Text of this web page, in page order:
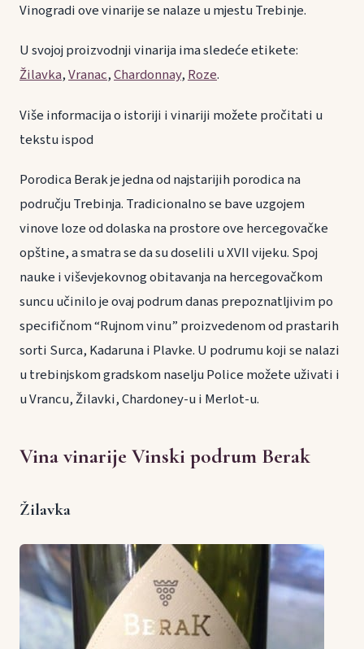
Vinogradi ove vinarije se nalaze u mjestu Trebinje.
U svojoj proizvodnji vinarija ima sledeće etikete:
Žilavka,Vranac,Chardonnay,Roze.
Više informacija o istoriji i vinariji možete pročitati u
tekstu ispod
Porodica Berak je jedna od najstarijih porodica na
području Trebinja. Tradicionalno se bave uzgojem
vinove loze od dolaska na prostore ove hercegovačke
opštine, a smatra se da su doselili u XVII vijeku. Spoj
nauke i viševjekovnog obitavanja na hercegovačkom
suncu učinilo je ovaj podrum danas prepoznatljivim po
specifičnom “Rujnom vinu” proizvedenom od prastarih
sorti Surca, Kadaruna i Plavke. U podrumu koji se nalazi
u trebinjskom gradskom naselju Police možete uživati i
u Vrancu, Žilavki, Chardoney-u i Merlot-u.
Vina vinarije Vinski podrum Berak
Žilavka